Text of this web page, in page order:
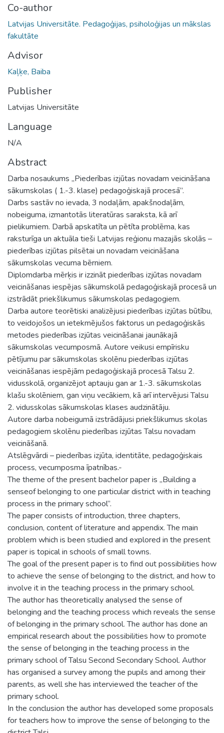
Co-author
Latvijas Universitāte. Pedagoģijas, psiholoģijas un mākslas
fakultāte
Advisor
Kaļķe, Baiba
Publisher
Latvijas Universitāte
Language
N/A
Abstract
Darba nosaukums „Piederības izjūtas novadam veicināšana
sākumskolas ( 1.-3. klase) pedagoģiskajā procesā”.
Darbs sastāv no ievada, 3 nodaļām, apakšnodaļām,
nobeiguma, izmantotās literatūras saraksta, kā arī
pielikumiem. Darbā apskatīta un pētīta problēma, kas
raksturīga un aktuāla tieši Latvijas reģionu mazajās skolās –
piederības izjūtas pilsētai un novadam veicināšana
sākumskolas vecuma bērniem.
Diplomdarba mērķis ir izzināt piederības izjūtas novadam
veicināšanas iespējas sākumskolā pedagoģiskajā procesā un
izstrādāt priekšlikumus sākumskolas pedagogiem.
Darba autore teorētiski analizējusi piederības izjūtas būtību,
to veidojošos un ietekmējušos faktorus un pedagoģiskās
metodes piederības izjūtas veicināšanai jaunākajā
sākumskolas vecumposmā. Autore veikusi empīrisku
pētījumu par sākumskolas skolēnu piederības izjūtas
veicināšanas iespējām pedagoģiskajā procesā Talsu 2.
vidusskolā, organizējot aptauju gan ar 1.-3. sākumskolas
klašu skolēniem, gan viņu vecākiem, kā arī intervējusi Talsu
2. vidusskolas sākumskolas klases audzinātāju.
Autore darba nobeigumā izstrādājusi priekšlikumus skolas
pedagogiem skolēnu piederības izjūtas Talsu novadam
veicināšanā.
Atslēgvārdi – piederības izjūta, identitāte, pedagoģiskais
process, vecumposma īpatnības.-
The theme of the present bachelor paper is „Building a
senseof belonging to one particular district with in teaching
process in the primary school”.
The paper consists of introduction, three chapters,
conclusion, content of literature and appendix. The main
problem which is been studied and explored in the present
paper is topical in schools of small towns.
The goal of the present paper is to find out possibilities how
to achieve the sense of belonging to the district, and how to
involve it in the teaching process in the primary school.
The author has theoretically analysed the sense of
belonging and the teaching process which reveals the sense
of belonging in the primary school. The author has done an
empirical research about the possibilities how to promote
the sense of belonging in the teaching process in the
primary school of Talsu Second Secondary School. Author
has organised a survey among the pupils and among their
parents, as well she has interviewed the teacher of the
primary school.
In the conclusion the author has developed some proposals
for teachers how to improve the sense of belonging to the